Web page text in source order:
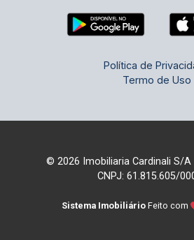
Política de
Termo de Uso
© 2026 Imobiliaria Cardinali S/A
CNPJ: 61.815.605/
Sistema Imobiliário Feito com